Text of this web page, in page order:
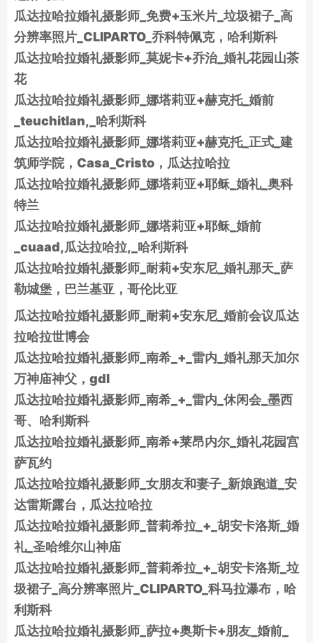
瓜达拉哈拉婚礼摄影师_免费+玉米片_垃圾裙子_高
分辨率照片_CLIPARTO_乔科特佩克，哈利斯科
瓜达拉哈拉婚礼摄影师_莫妮卡+乔治_婚礼花园山茶
花
瓜达拉哈拉婚礼摄影师_娜塔莉亚+赫克托_婚前
_teuchitlan,_哈利斯科
瓜达拉哈拉婚礼摄影师_娜塔莉亚+赫克托_正式_建
筑师学院，Casa_Cristo，瓜达拉哈拉
瓜达拉哈拉婚礼摄影师_娜塔莉亚+耶稣_婚礼_奥科
特兰
瓜达拉哈拉婚礼摄影师_娜塔莉亚+耶稣_婚前
_cuaad,瓜达拉哈拉,_哈利斯科
瓜达拉哈拉婚礼摄影师_耐莉+安东尼_婚礼那天_萨
勒城堡，巴兰基亚，哥伦比亚
瓜达拉哈拉婚礼摄影师_耐莉+安东尼_婚前会议瓜达
拉哈拉世博会
瓜达拉哈拉婚礼摄影师_南希_+_雷内_婚礼那天加尔
万神庙神父，gdl
瓜达拉哈拉婚礼摄影师_南希_+_雷内_休闲会_墨西
哥、哈利斯科
瓜达拉哈拉婚礼摄影师_南希+莱昂内尔_婚礼花园宫
萨瓦约
瓜达拉哈拉婚礼摄影师_女朋友和妻子_新娘跑道_安
达雷斯露台，瓜达拉哈拉
瓜达拉哈拉婚礼摄影师_普莉希拉_+_胡安卡洛斯_婚
礼_圣哈维尔山神庙
瓜达拉哈拉婚礼摄影师_普莉希拉_+_胡安卡洛斯_垃
圾裙子_高分辨率照片_CLIPARTO_科马拉瀑布，哈
利斯科
瓜达拉哈拉婚礼摄影师_萨拉+奥斯卡+朋友_婚前_